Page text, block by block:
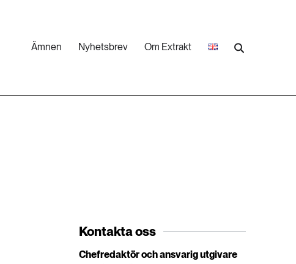
Ämnen Nyhetsbrev Om Extrakt
Kontakta oss
Chefredaktör och ansvarig utgivare